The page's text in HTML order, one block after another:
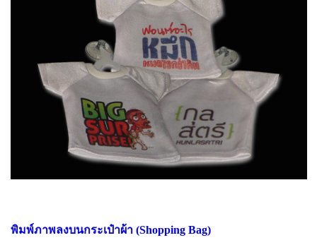
พิมพ์ภาพลงบนกระเป๋าผ้า (Shopping Bag)